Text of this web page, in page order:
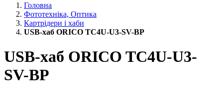
Головна
Фототехніка, Оптика
Картрідери і хаби
USB-хаб ORICO TC4U-U3-SV-BP
USB-хаб ORICO TC4U-U3-
SV-BP